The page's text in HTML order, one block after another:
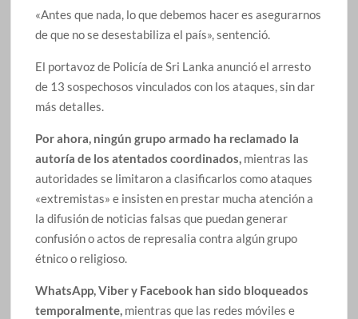
«Antes que nada, lo que debemos hacer es asegurarnos
de que no se desestabiliza el país», sentenció.
El portavoz de Policía de Sri Lanka anunció el arresto
de 13 sospechosos vinculados con los ataques, sin dar
más detalles.
Por ahora, ningún grupo armado ha reclamado la
autoría de los atentados coordinados, mientras las
autoridades se limitaron a clasificarlos como ataques
«extremistas» e insisten en prestar mucha atención a
la difusión de noticias falsas que puedan generar
confusión o actos de represalia contra algún grupo
étnico o religioso.
WhatsApp, Viber y Facebook han sido bloqueados
temporalmente, mientras que las redes móviles e